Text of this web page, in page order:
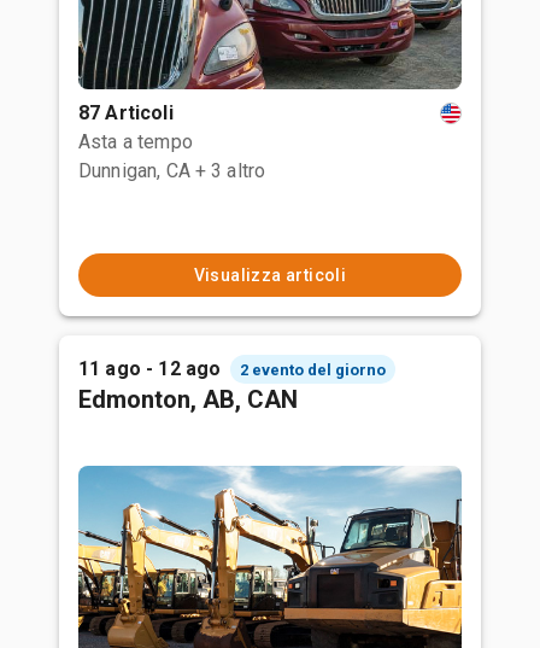
87 Articoli
Asta a tempo
Dunnigan, CA + 3 altro
Visualizza articoli
11 ago - 12 ago 2 evento del giorno
Edmonton, AB, CAN